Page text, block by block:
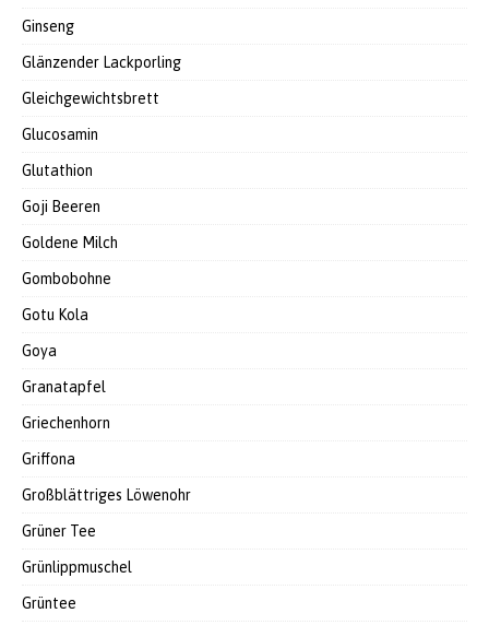
Ginseng
Glänzender Lackporling
Gleichgewichtsbrett
Glucosamin
Glutathion
Goji Beeren
Goldene Milch
Gombobohne
Gotu Kola
Goya
Granatapfel
Griechenhorn
Griffona
Großblättriges Löwenohr
Grüner Tee
Grünlippmuschel
Grüntee